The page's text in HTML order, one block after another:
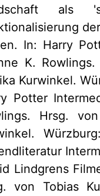
als
In: Harry
K.
Kurwinkel.
Potter
Hrsg.
Lindgrens
von Tobias